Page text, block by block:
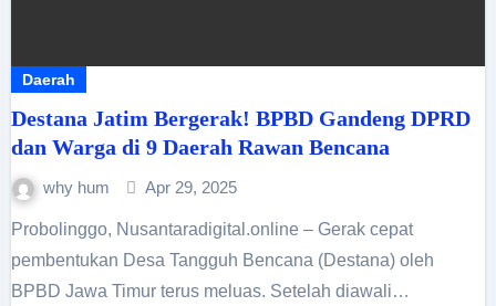
Daerah
Destana Jatim Bergerak! BPBD Gandeng DPRD
dan Warga di 9 Daerah Rawan Bencana
why hum Apr 29, 2025
Probolinggo, Nusantaradigital.online – Gerak cepat
pembentukan Desa Tangguh Bencana (Destana) oleh
BPBD Jawa Timur terus meluas. Setelah diawali…